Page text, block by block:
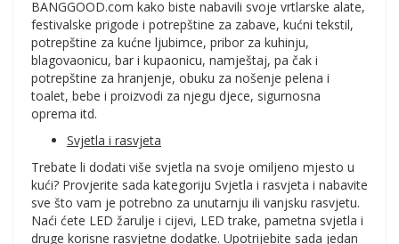
BANGGOOD.com kako biste nabavili svoje vrtlarske alate,
festivalske prigode i potrepštine za zabave, kućni tekstil,
potrepštine za kućne ljubimce, pribor za kuhinju,
blagovaonicu, bar i kupaonicu, namještaj, pa čak i
potrepštine za hranjenje, obuku za nošenje pelena i
toalet, bebe i proizvodi za njegu djece, sigurnosna
oprema itd.
Svjetla i rasvjeta
Trebate li dodati više svjetla na svoje omiljeno mjesto u
kući? Provjerite sada kategoriju Svjetla i rasvjeta i nabavite
sve što vam je potrebno za unutarnju ili vanjsku rasvjetu.
Naći ćete LED žarulje i cijevi, LED trake, pametna svjetla i
druge korisne rasvjetne dodatke. Upotrijebite sada jedan